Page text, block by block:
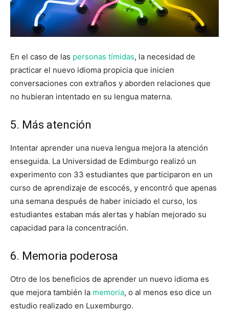
En el caso de las personas tímidas, la necesidad de
practicar el nuevo idioma propicia que inicien
conversaciones con extraños y aborden relaciones que
no hubieran intentado en su lengua materna.
5. Más atención
Intentar aprender una nueva lengua mejora la atención
enseguida. La Universidad de Edimburgo realizó un
experimento con 33 estudiantes que participaron en un
curso de aprendizaje de escocés, y encontró que apenas
una semana después de haber iniciado el curso, los
estudiantes estaban más alertas y habían mejorado su
capacidad para la concentración.
6. Memoria poderosa
Otro de los beneficios de aprender un nuevo idioma es
que mejora también la memoria, o al menos eso dice un
estudio realizado en Luxemburgo.